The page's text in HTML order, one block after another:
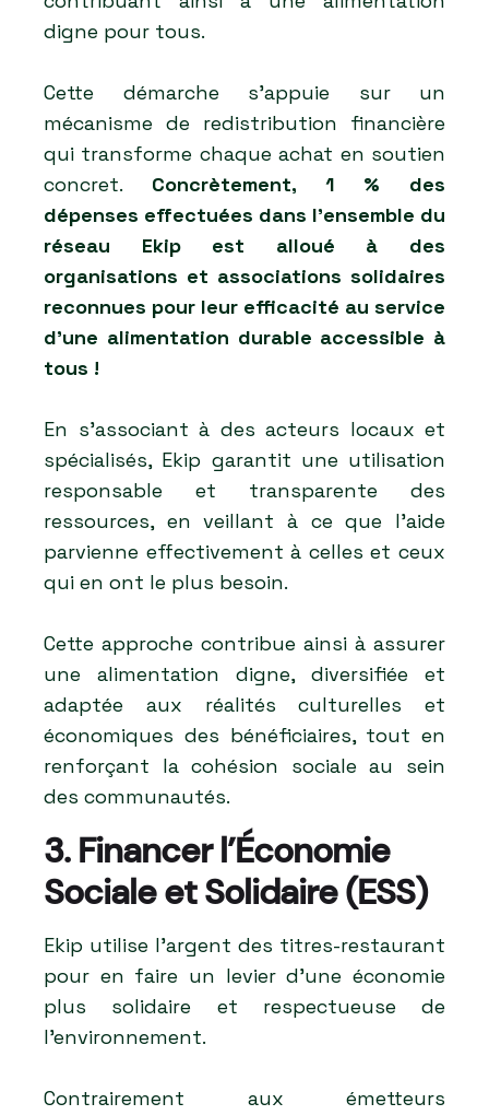
digne pour tous.
Cette démarche s’appuie sur un
mécanisme de redistribution financière
qui transforme chaque achat en soutien
concret. Concrètement, 1 % des
dépenses effectuées dans l’ensemble du
réseau Ekip est alloué à des
organisations et associations solidaires
reconnues pour leur efficacité au service
d'une alimentation durable accessible à
tous !
En s’associant à des acteurs locaux et
spécialisés, Ekip garantit une utilisation
responsable et transparente des
ressources, en veillant à ce que l’aide
parvienne effectivement à celles et ceux
qui en ont le plus besoin.
Cette approche contribue ainsi à assurer
une alimentation digne, diversifiée et
adaptée aux réalités culturelles et
économiques des bénéficiaires, tout en
renforçant la cohésion sociale au sein
des communautés.
3. Financer l’Économie
Sociale et Solidaire (ESS)
Ekip utilise l'argent des titres-restaurant
pour en faire un levier d'une économie
plus solidaire et respectueuse de
l’environnement.
Contrairement aux émetteurs